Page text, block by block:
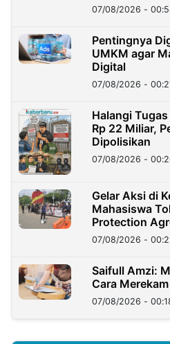
07/08/2026 -
Pentingnya
UMKM agar
Digital
07/08/2026 -
Halangi
Rp 22 Miliar,
Dipolisikan
07/08/2026 -
Gelar Aksi di
Mahasiswa
Protection
Kedaulatan
07/08/2026 -
Saifull Amzi:
Cara
07/08/2026 -